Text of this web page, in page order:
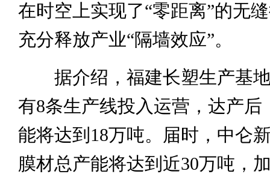
在时空上实现了“零距离”的无
充分释放产业“隔墙效应”。
据介绍，福建长塑生产基地
有8条生产线投入运营，达产后
能将达到18万吨。届时，中仑
膜材总产能将达到近30万吨，